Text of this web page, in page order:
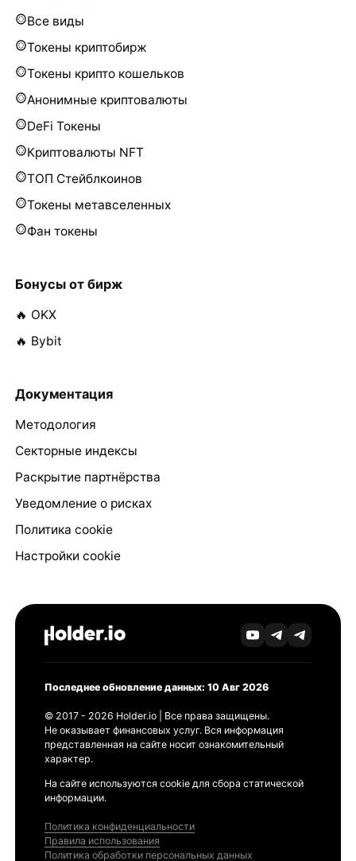
Все виды
Токены криптобирж
Токены крипто кошельков
Анонимные криптовалюты
DeFi Токены
Криптовалюты NFT
ТОП Стейблкоинов
Токены метавселенных
Фан токены
Бонусы от бирж
🔥 OKX
🔥 Bybit
Документация
Методология
Секторные индексы
Раскрытие партнёрства
Уведомление о рисках
Политика cookie
Настройки cookie
Последнее обновление данных: 10 Авг 2026
© 2017 - 2026 Holder.io | Все права защищены.
Не оказывает финансовых услуг. Вся информация
представленная на сайте носит ознакомительный
характер.
На сайте используются cookie для сбора статической
информации.
Политика конфиденциальности
Правила использования
Политика обработки персональных данных